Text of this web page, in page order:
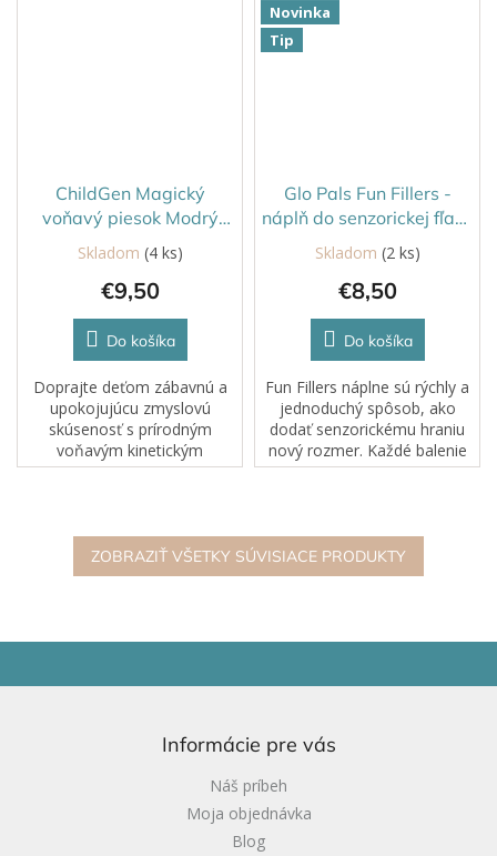
ChildGen Magický
voňavý piesok Modrý
500g
Skladom (4 ks)
€9,50
Do košíka
Doprajte deťom zábavnú a
upokojujúcu zmyslovú
skúsenosť s prírodným
voňavým kinetickým
pieskom, ktorý rozvíja
Novinka
Tip
Glo Pals Fun Fillers -
náplň do senzorickej fľaše
Farma
Skladom (2 ks)
€8,50
Do košíka
Fun Fillers náplne sú rýchly a
jednoduchý spôsob, ako
dodať senzorickému hraniu
nový rozmer. Každé balenie
obsahuje starostlivo vybrané
nádoby...
ZOBRAZIŤ VŠETKY SÚVISIACE PRODUKTY
Informácie pre vás
Náš príbeh
Moja objednávka
Blog